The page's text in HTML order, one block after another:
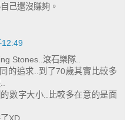
己還沒賺夠。
Stones..滾石樂隊..
的追求..到了70歲其實比較多
數字大小..比較多在意的是面
XD